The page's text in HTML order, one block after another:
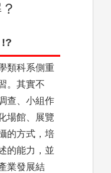
!?
類科系側重
。其實不
查、小組作
場館、展覽
的方式，培
的能力，並
業發展結